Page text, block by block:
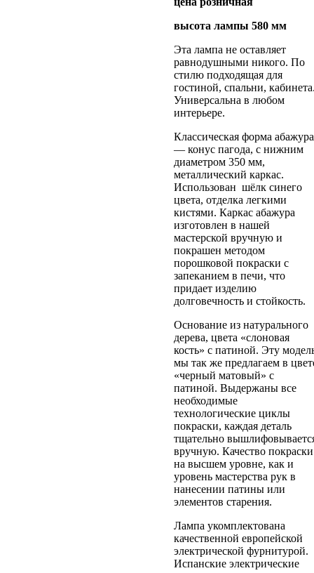
высота лампы 580 мм
Эта лампа не оставляет
равнодушными никого. По
стилю подходящая для
гостиной, спальни,
Универсальна в любом
интерьере.
Классическая форма абажура
— конус пагода, с нижним
диаметром 350 мм,
металлический каркас.
Использован шёлк синего
цвета, отделка легкими
кистями. Каркас абажура
изготовлен в нашей
мастерской вручную и
покрашен методом
порошковой покраски с
запеканием в печи, что
придает изделию
долговечность и стойкость.
Основание из натурального
дерева, цвета «слоновая
кость» с патиной. Эту
мы так же предлагаем в
«черный матовый» с
патиной. Выдержаны все
необходимые
технологические циклы
покраски, каждая деталь
тщательно
вручную. Качество покраски
на высшем уровне, как и
уровень мастерства рук в
нанесении патины или
элементов старения.
Лампа укомплектована
качественной европейской
электрической фурнитурой.
Испанские электрические